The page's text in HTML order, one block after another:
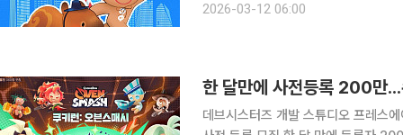
오픈과 동시에 매진될 정도로 매년 큰
2026-03-12 06:00
한 달만에 사전등록 200만...
데브시스터즈 개발 스튜디오 프레스